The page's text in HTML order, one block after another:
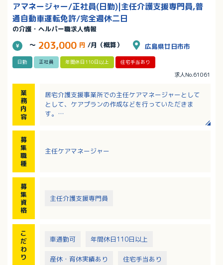
アマネージャー/正社員(日勤)|主任介護支援専門員,普
通自動車運転免許/完全週休二日
の介護・ヘルパー職求人情報
～ 203,000 円 /月（概算） 広島県廿日市市
日勤 正社員 年間休日110日以上 住宅手当あり
求人No.61061
業
務
内
容
居宅介護支援事業所での主任ケアマネージャーとして
として、ケアプランの作成などを行っていただきま
す。
との連絡調整 など
募
集
職
種
主任ケアマネージャー
募
集
資
格
主任介護支援専門員
こ
だ
わ
り
車通勤可 年間休日110日以上
産休・育休実績あり 住宅手当あり